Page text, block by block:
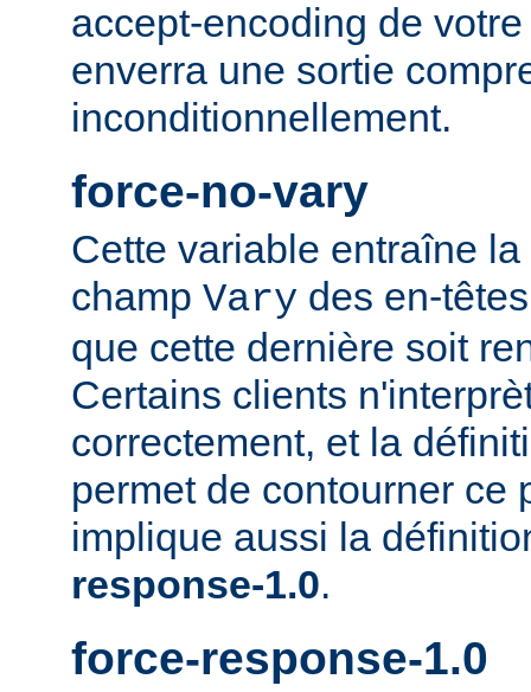
accept-encoding de
enverra une sortie
inconditionnellement.
force-no-vary
Cette variable entraîne
champ Vary des en-
que cette dernière soit
Certains clients
correctement, et la
permet de contourner ce
implique aussi la
response-1.0.
force-response-1.0